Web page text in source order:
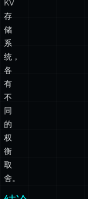
统，
各
有
不
同
的
权
衡
取
舍。
它
包
Fact
Service
结论